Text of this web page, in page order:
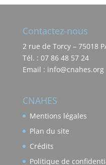
Contactez-nous
2 rue de Torcy – 75018
Tél. : 07 86 48 57 24
Email : info@cnahes.org
CNAHES
Mentions légales
Plan du site
Crédits
Politique de